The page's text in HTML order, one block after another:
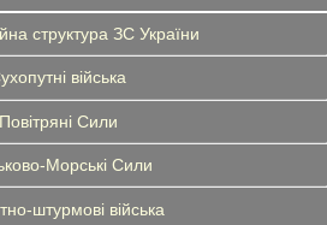
структура ЗС України
війська
Повітряні Сили
Морські Сили
штурмові війська